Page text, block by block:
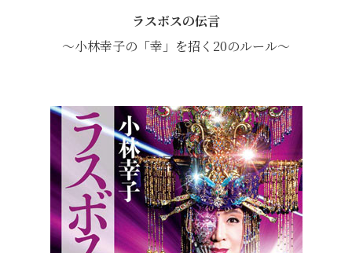
ラスボスの伝言
～小林幸子の「幸」を招く20のルール～